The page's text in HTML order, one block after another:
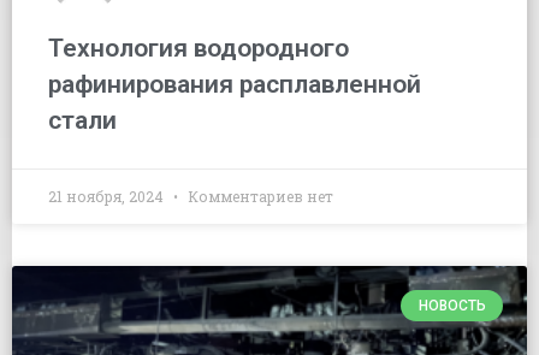
Технология водородного
рафинирования расплавленной
стали
21 ноября, 2024 Комментариев нет
НОВОСТЬ